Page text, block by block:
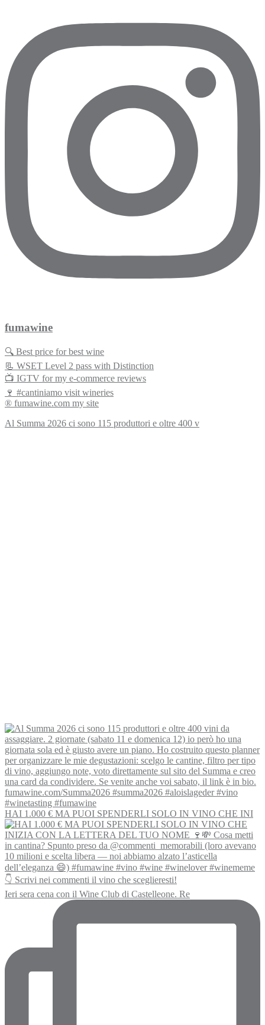
fumawine
🔍 Best price for best wine
📃 WSET Level 2 pass with Distinction
📺 IGTV for my e-commerce reviews
🍷 #cantiniamo visit wineries
® fumawine.com my site
Al Summa 2026 ci sono 115 produttori e oltre 400 v
HAI 1.000 € MA PUOI SPENDERLI SOLO IN VINO CHE INI
Ieri sera cena con il Wine Club di Castelleone. Re